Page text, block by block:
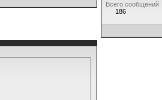
Всего сообщений
186